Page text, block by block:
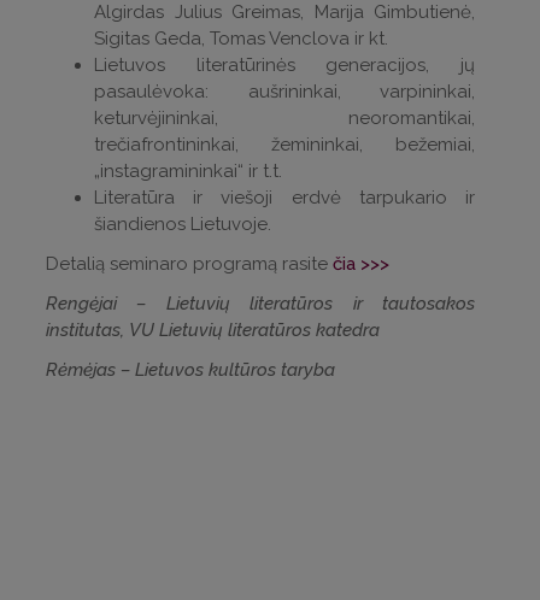
Algirdas Julius Greimas, Marija Gimbutienė,
Sigitas Geda, Tomas Venclova ir kt.
Lietuvos literatūrinės generacijos, jų
pasaulėvoka: aušrininkai, varpininkai,
keturvėjininkai, neoromantikai,
trečiafrontininkai, žemininkai, bežemiai,
„instagramininkai“ ir t.t.
Literatūra ir viešoji erdvė tarpukario ir
šiandienos Lietuvoje.
Detalią seminaro programą rasite čia >>>
Rengėjai – Lietuvių literatūros ir tautosakos
institutas, VU Lietuvių literatūros katedra
Rėmėjas – Lietuvos kultūros taryba